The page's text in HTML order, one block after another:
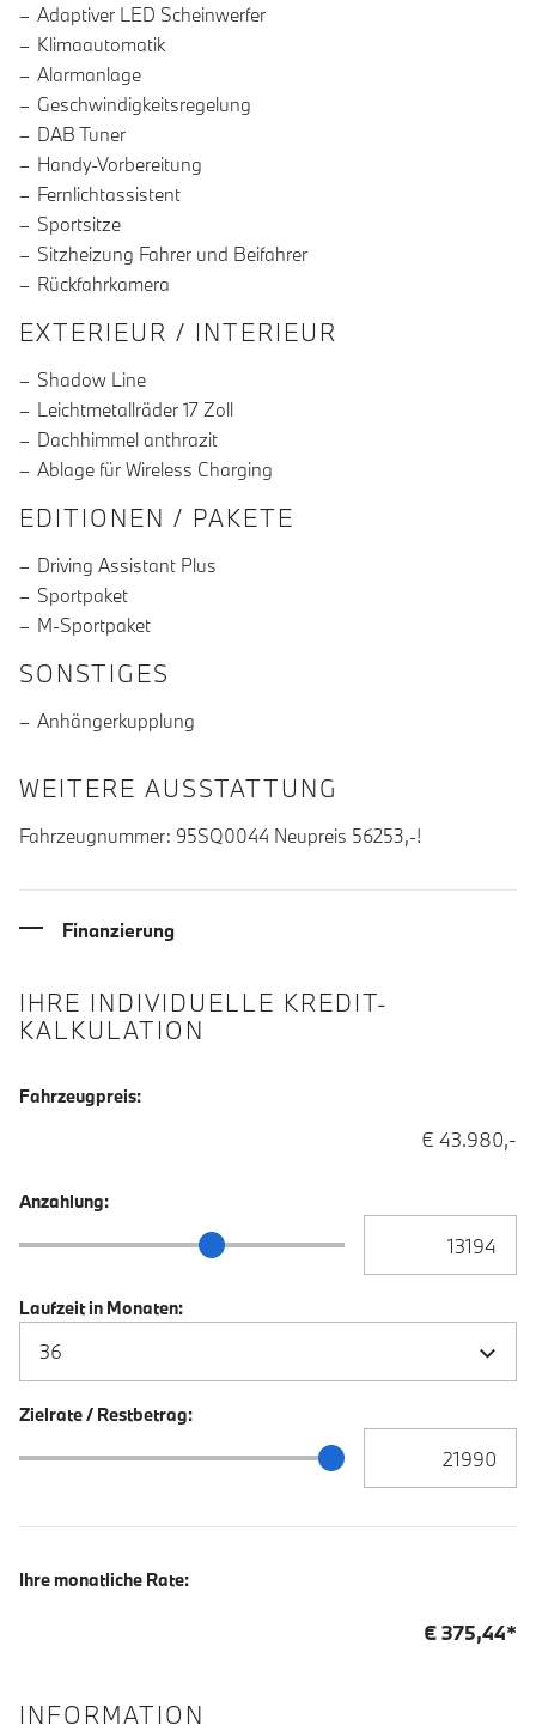
Adaptiver LED Scheinwerfer
Klimaautomatik
Alarmanlage
Geschwindigkeitsregelung
DAB Tuner
Handy-Vorbereitung
Fernlichtassistent
Sportsitze
Sitzheizung Fahrer und Beifahrer
Rückfahrkamera
EXTERIEUR / INTERIEUR
Shadow Line
Leichtmetallräder 17 Zoll
Dachhimmel anthrazit
Ablage für Wireless Charging
EDITIONEN / PAKETE
Driving Assistant Plus
Sportpaket
M-Sportpaket
SONSTIGES
Anhängerkupplung
WEITERE AUSSTATTUNG
Fahrzeugnummer: 95SQ0044 Neupreis 56253,-!
Finanzierung
IHRE INDIVIDUELLE KREDIT-
KALKULATION
Fahrzeugpreis:
€ 43.980,-
Anzahlung:
Anzahlung Schieberegler
Laufzeit in Monaten:
Zielrate / Restbetrag:
Zielrate / Restbetrag Schieberegler
Ihre monatliche Rate:
€375,44*
INFORMATION